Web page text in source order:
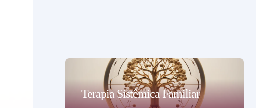
Terapia Sistêmica Familiar